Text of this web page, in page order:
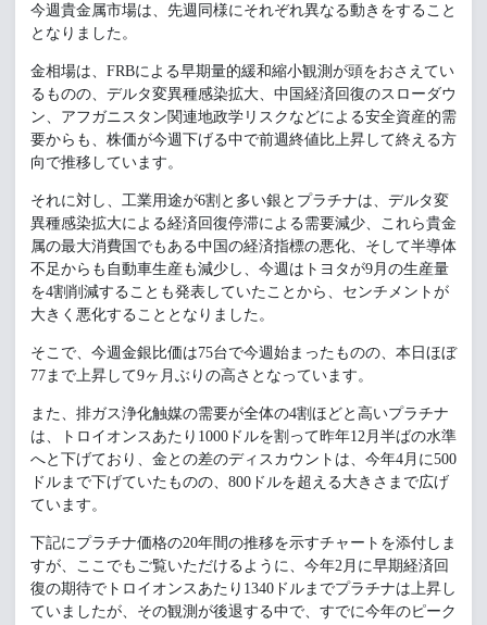
今週貴金属市場は、先週同様にそれぞれ異なる動きをすること
となりました。
金相場は、FRBによる早期量的緩和縮小観測が頭をおさえてい
るものの、デルタ変異種感染拡大、中国経済回復のスローダウ
ン、アフガニスタン関連地政学リスクなどによる安全資産的需
要からも、株価が今週下げる中で前週終値比上昇して終える方
向で推移しています。
それに対し、工業用途が6割と多い銀とプラチナは、デルタ変
異種感染拡大による経済回復停滞による需要減少、これら貴金
属の最大消費国でもある中国の経済指標の悪化、そして半導体
不足からも自動車生産も減少し、今週はトヨタが9月の生産量
を4割削減することも発表していたことから、センチメントが
大きく悪化することとなりました。
そこで、今週金銀比価は75台で今週始まったものの、本日ほぼ
77まで上昇して9ヶ月ぶりの高さとなっています。
また、排ガス浄化触媒の需要が全体の4割ほどと高いプラチナ
は、トロイオンスあたり1000ドルを割って昨年12月半ばの水準
へと下げており、金との差のディスカウントは、今年4月に500
ドルまで下げていたものの、800ドルを超える大きさまで広げ
ています。
下記にプラチナ価格の20年間の推移を示すチャートを添付しま
すが、ここでもご覧いただけるように、今年2月に早期経済回
復の期待でトロイオンスあたり1340ドルまでプラチナは上昇し
ていましたが、その観測が後退する中で、すでに今年のピーク